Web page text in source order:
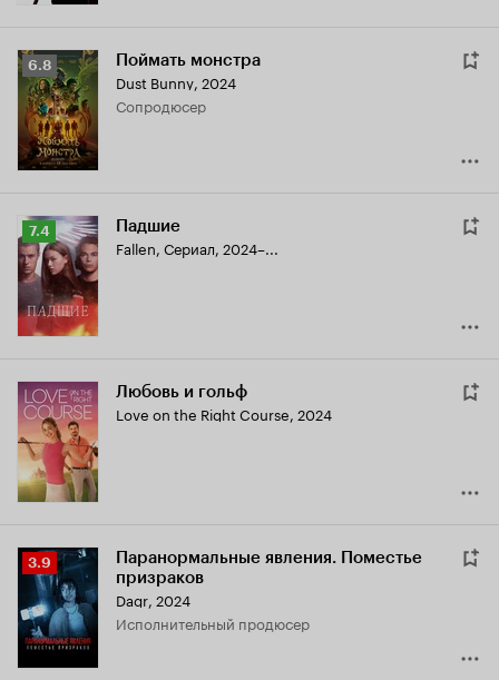
Рейтинг
Кинопоиска
6.8
6.8 Поймать монстра
Dust Bunny, 2024
сопродюсер
Рейтинг
Кинопоиска
7.4
7.4 Падшие
Fallen, Сериал, 2024–...
Любовь и гольф
Love on the Right Course, 2024
Рейтинг
Кинопоиска
3.9
3.9
Паранормальные явления. Поместье
призраков
Dagr, 2024
исполнительный продюсер